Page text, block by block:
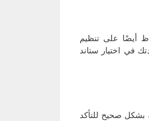
أيضًا على تنظيم
في اختيار ستاند
بشكل صحيح للتأكد